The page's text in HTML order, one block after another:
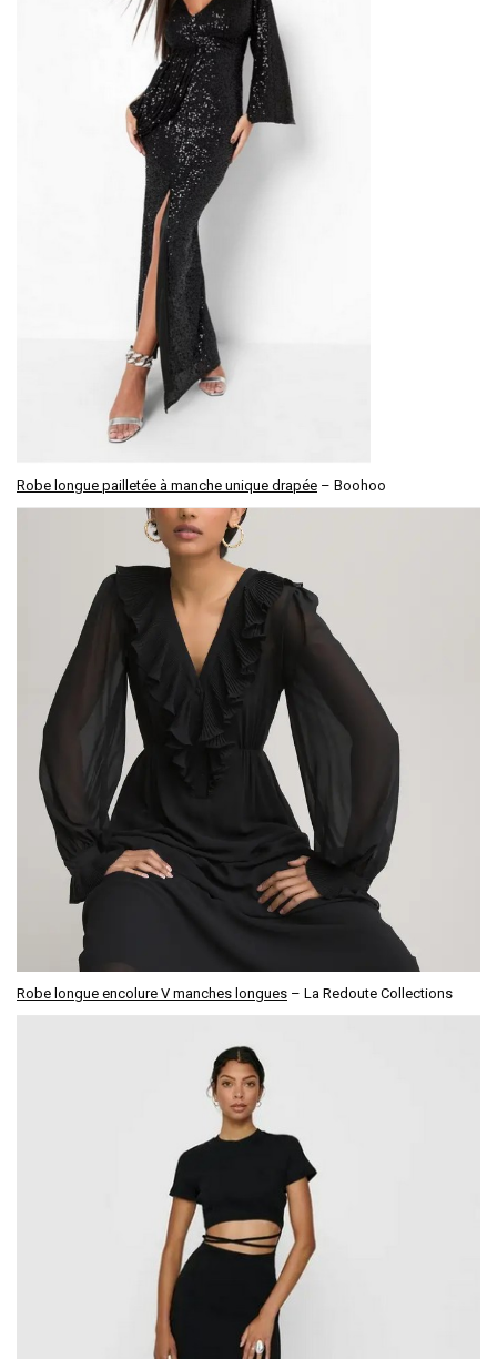
Robe longue pailletée à manche unique drapée – Boohoo
Robe longue encolure V manches longues – La Redoute Collections